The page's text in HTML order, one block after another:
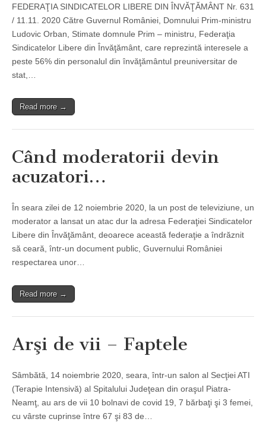
FEDERAŢIA SINDICATELOR LIBERE DIN ÎNVĂŢĂMÂNT Nr. 631
/ 11.11. 2020 Către Guvernul României, Domnului Prim-ministru
Ludovic Orban, Stimate domnule Prim – ministru, Federaţia
Sindicatelor Libere din Învăţământ, care reprezintă interesele a
peste 56% din personalul din învăţământul preuniversitar de
stat,…
Read more →
Când moderatorii devin
acuzatori…
În seara zilei de 12 noiembrie 2020, la un post de televiziune, un
moderator a lansat un atac dur la adresa Federaţiei Sindicatelor
Libere din Învăţământ, deoarece această federaţie a îndrăznit
să ceară, într-un document public, Guvernului României
respectarea unor…
Read more →
Arşi de vii – Faptele
Sâmbătă, 14 noiembrie 2020, seara, într-un salon al Secţiei ATI
(Terapie Intensivă) al Spitalului Judeţean din oraşul Piatra-
Neamţ, au ars de vii 10 bolnavi de covid 19, 7 bărbaţi şi 3 femei,
cu vârste cuprinse între 67 şi 83 de…